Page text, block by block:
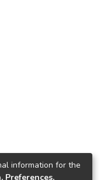
information for the
Preferences,